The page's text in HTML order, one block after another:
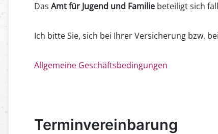
Das Amt für Jugend und Familie beteiligt sich
Ich bitte Sie, sich bei Ihrer Versicherung bzw.
Allgemeine Geschäftsbedingungen
Terminvereinbarung